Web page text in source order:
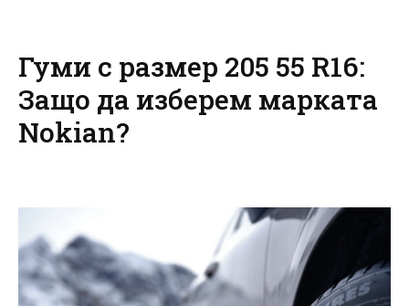
Гуми с размер 205 55 R16:
Защо да изберем марката
Nokian?